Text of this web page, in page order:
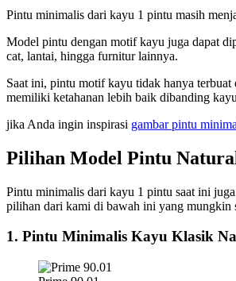
Pintu minimalis dari kayu 1 pintu masih
Model pintu dengan motif kayu juga dapat
cat, lantai, hingga furnitur lainnya.
Saat ini, pintu motif kayu tidak hanya
memiliki ketahanan lebih baik dibanding
jika Anda ingin inspirasi gambar pintu
Pilihan Model Pintu
Pintu minimalis dari kayu 1 pintu saat ini
pilihan dari kami di bawah ini yang mungkin
1. Pintu Minimalis Kayu Klasik